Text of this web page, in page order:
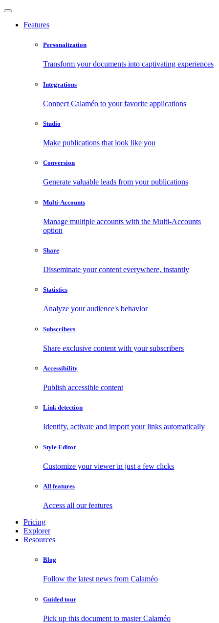
Features
Personalization
Transform your documents into captivating experiences
Integrations
Connect Calaméo to your favorite applications
Studio
Make publications that look like you
Conversion
Generate valuable leads from your publications
Multi-Accounts
Manage multiple accounts with the Multi-Accounts
option
Share
Disseminate your content everywhere, instantly
Statistics
Analyze your audience's behavior
Subscribers
Share exclusive content with your subscribers
Accessibility
Publish accessible content
Link detection
Identify, activate and import your links automatically
Style Editor
Customize your viewer in just a few clicks
All features
Access all our features
Pricing
Explorer
Resources
Blog
Follow the latest news from Calaméo
Guided tour
Pick up this document to master Calaméo